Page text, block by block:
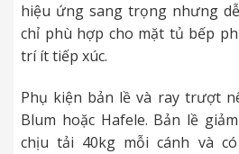
hiệu ứng sang trọng nhưng
chỉ phù hợp cho mặt tủ bếp
trí ít tiếp xúc.
Phụ kiện bản lề và ray trượt
Blum hoặc Hafele. Bản lề
chịu tải 40kg mỗi cánh và